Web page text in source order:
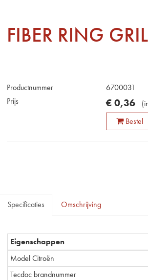
FIBER RING
Productnummer
6700031
Prijs
€ 0,36 (
Bestel
Specificaties Omschrijving
Eigenschappen
Model Citroën
Tecdoc brandnummer